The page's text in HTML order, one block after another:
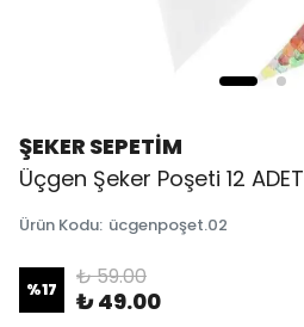
ŞEKER SEPETİM
Üçgen Şeker Poşeti 12 ADET
Ürün Kodu: ücgenpoşet.02
%17 ₺ 59.00
₺ 49.00